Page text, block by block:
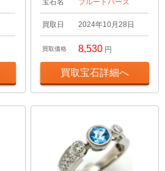
宝石名 ブルートパーズ
買取日 2024年10月28日
買取価格 8,530 円
買取宝石詳細へ